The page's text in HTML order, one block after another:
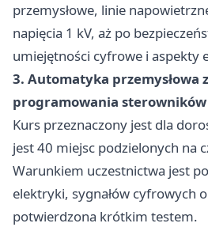
przemysłowe, linie
napięcia 1 kV, aż po
umiejętności cyfrowe i aspekty
3. Automatyka przemysłowa
programowania sterowników
Kurs przeznaczony jest dla
jest 40 miejsc podzielonych na
Warunkiem uczestnictwa jest
elektryki, sygnałów cyfrowych
potwierdzona krótkim testem.